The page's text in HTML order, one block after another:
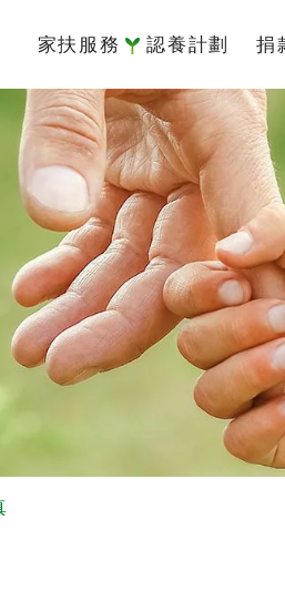
家扶服務
國內服務
國際服務
倡議研究
認養計劃
認養介紹
我要認養
認養寫真
認養Q&A
捐
捐
捐
捐
捐